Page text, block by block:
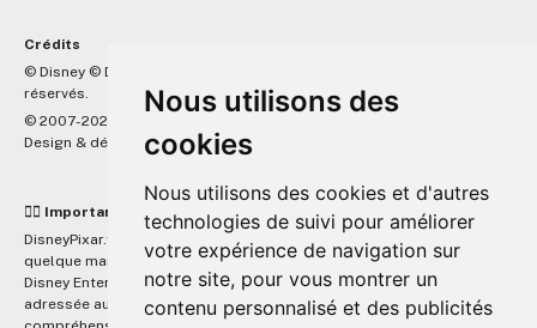
Nous utilisons des
cookies
Nous utilisons des cookies et d'autres
technologies de suivi pour améliorer
votre expérience de navigation sur
notre site, pour vous montrer un
contenu personnalisé et des publicités
Crédits
© Disney © Disney/Pixar © &
réservés.
© 2007-2026 DisneyPixar.fr
Design & développement :MonsieurPaul
☝🏼 Important
DisneyPixar.fr est un site indépendant et n'est en aucun cas lié de
quelque manière que ce soit avec The Walt Disney Company, Pixar,
Disney Enterprises, Inc ou leurs dérivés ou associés. Toute demande
adressée aux studios Disney ou Pixar sera ignorée. Merci de votre